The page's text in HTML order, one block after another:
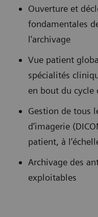
Ouverture et
fondamentales
l’archivage
Vue patient
spécialités
en bout du cycle
Gestion de tous
d’imagerie
patient, à
Archivage des
exploitables